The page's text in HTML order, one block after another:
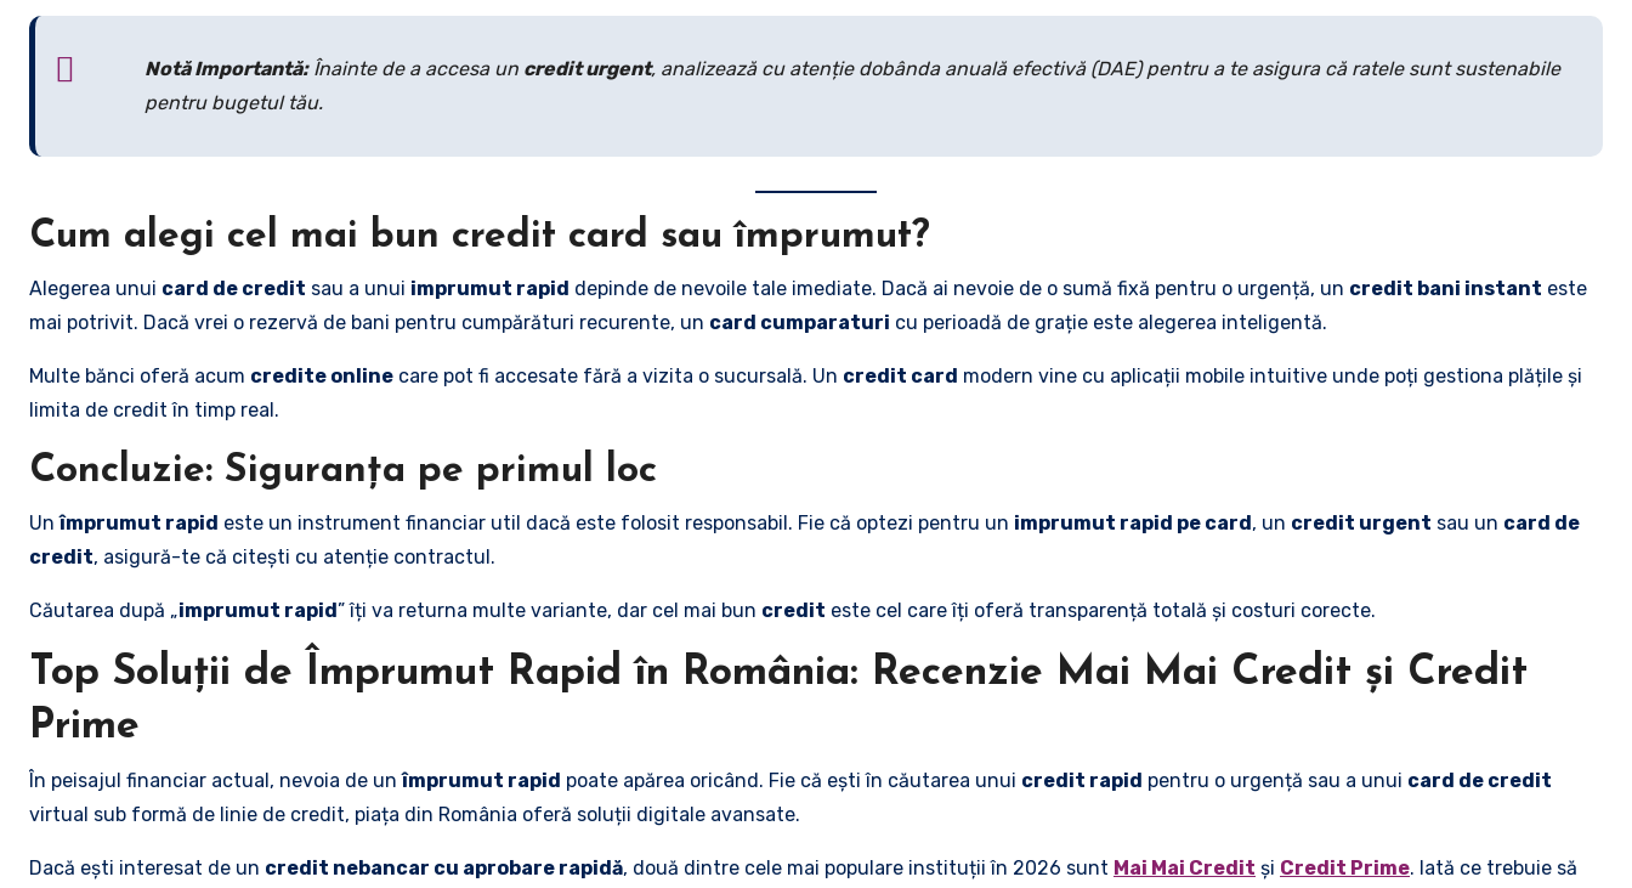
Notă Importantă:Înainte de a accesa un credit urgent, analizează cu atenție dobânda anuală efectivă (DAE) pentru a te asigura că ratele sunt sustenabile
pentru bugetul tău.
Cum alegi cel mai bun credit card sau împrumut?
Alegerea unui card de credit sau a unui imprumut rapid depinde de nevoile tale imediate. Dacă ai nevoie de o sumă fixă pentru o urgență, un credit bani instant este
mai potrivit. Dacă vrei o rezervă de bani pentru cumpărături recurente, un card cumparaturi cu perioadă de grație este alegerea inteligentă.
Multe bănci oferă acum credite online care pot fi accesate fără a vizita o sucursală. Un credit card modern vine cu aplicații mobile intuitive unde poți gestiona plățile și
limita de credit în timp real.
Concluzie: Siguranța pe primul loc
Unîmprumut rapid este un instrument financiar util dacă este folosit responsabil. Fie că optezi pentru un imprumut rapid pe card, un credit urgent sau un card de
credit, asigură-te că citești cu atenție contractul.
Căutarea după „imprumut rapid” îți va returna multe variante, dar cel mai bun credit este cel care îți oferă transparență totală și costuri corecte.
Top Soluții de Împrumut Rapid în România: Recenzie Mai Mai Credit și Credit
Prime
În peisajul financiar actual, nevoia de unîmprumut rapid poate apărea oricând. Fie că ești în căutarea unui credit rapid pentru o urgență sau a unui card de credit
virtual sub formă de linie de credit, piața din România oferă soluții digitale avansate.
Dacă ești interesat de un credit nebancar cu aprobare rapidă, două dintre cele mai populare instituții în 2026 sunt Mai Mai Credit și Credit Prime. Iată ce trebuie să